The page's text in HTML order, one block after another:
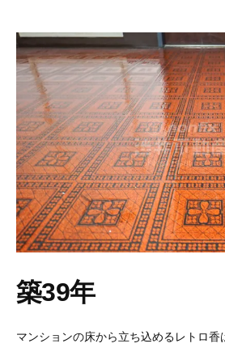
築39年
マンションの床から立ち込めるレトロ香